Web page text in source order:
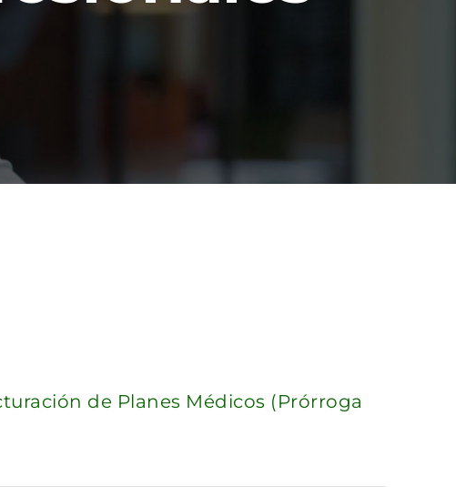
de Planes Médicos (Prórroga